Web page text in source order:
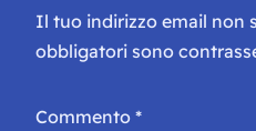
Il tuo indirizzo email non
obbligatori sono
Commento *